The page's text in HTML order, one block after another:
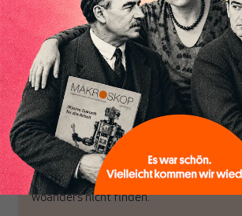
Inhaltsverzeichnis
wirtschaftspolitische
Themen aus einer
postkeynesianischen
Perspektive und ist damit
in Deutschland einzigartig.
MAKROSKOP steht für
das große Ganze. Wir
haben einen Blick auf
Geld, Wirtschaft und
Politik, den Sie so
woanders nicht finden.
in der sich
öffnen
bringen
engen und
Brauchen
Luft?
einfach